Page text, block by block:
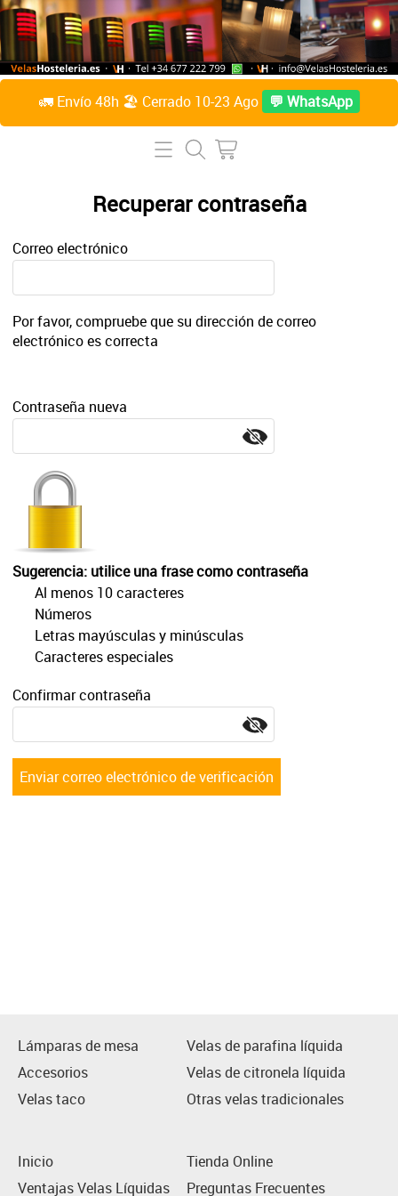
🚛 Envío 48h 🏖️ Cerrado 10-23 Ago 💬 WhatsApp
Inicio
Velas de citronela líquida
Sobre Nosotros
Recuperar contraseña
Correo electrónico
Por favor, compruebe que su dirección de correo
electrónico es correcta
Contraseña nueva
Sugerencia: utilice una frase como contraseña
Al menos 10 caracteres
Números
Letras mayúsculas y minúsculas
Caracteres especiales
Confirmar contraseña
Lámparas de mesa
Velas de parafina líquida
Accesorios
Velas de citronela líquida
Velas taco
Otras velas tradicionales
Inicio
Tienda Online
Ventajas Velas Líquidas
Preguntas Frecuentes